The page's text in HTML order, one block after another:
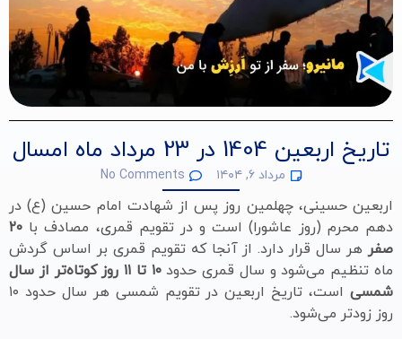
تاریخ اربعین 1404 در 23 مرداد ماه امسال
مرداد ۶, ۱۴۰۴ No Comments
اربعین حسینی، چهلمین روز پس از شهادت امام حسین (ع) در
دهم محرم (روز عاشورا) است و در تقویم قمری، مصادف با ۲۰
صفر هر سال قرار دارد. از آنجا که تقویم قمری بر اساس گردش
ماه تنظیم می‌شود و سال قمری حدود
۱۰ تا ۱۱ روز کوتاه‌تر از سال
شمسی
است، تاریخ اربعین در تقویم شمسی هر سال حدود ۱۰
روز زودتر می‌شود.